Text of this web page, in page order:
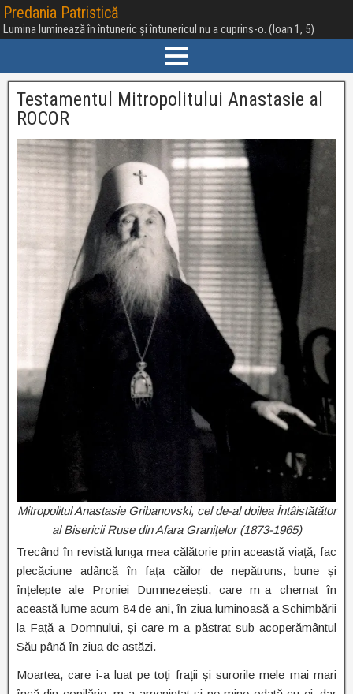
Predania Patristică
Lumina luminează în întuneric și întunericul nu a cuprins-o. (Ioan 1, 5)
Testamentul Mitropolitului Anastasie al
ROCOR
Mitropolitul Anastasie Gribanovski, cel de-al doilea Întâistătător
al Bisericii Ruse din Afara Granițelor (1873-1965)
Trecând în revistă lunga mea călătorie prin această viață, fac
plecăciune adâncă în fața căilor de nepătruns, bune și
înțelepte ale Proniei Dumnezeiești, care m-a chemat în
această lume acum 84 de ani, în ziua luminoasă a Schimbării
la Față a Domnului, și care m-a păstrat sub acoperământul
Său până în ziua de astăzi.
Moartea, care i-a luat pe toți frații și surorile mele mai mari